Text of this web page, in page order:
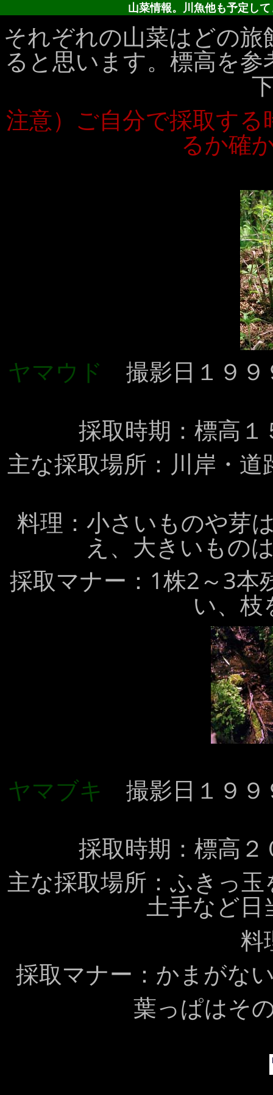
山菜情報。川魚他も予定し
それぞれの山菜はどの
ると思います。標高を
注意）ご自分で採取す
るか確
ヤマウド
撮影日１９
採取時期：標高
主な採取場所：川岸・
料理：小さいものや芽
え、大きいもの
採取マナー：1株2～3本
い、枝
ヤマブキ 撮影日１９
採取時期：標高
主な採取場所：ふきっ
土手など日
料
採取マナー：かまがな
葉っぱはそ